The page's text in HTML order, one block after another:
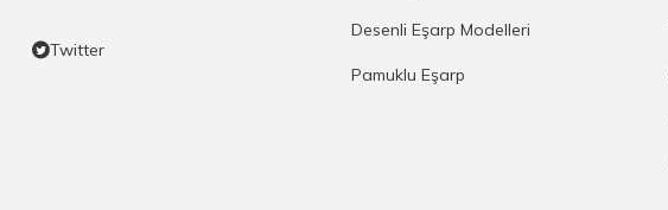
Twitter
Desenli Eşarp Modelleri
Pamuklu Eşarp